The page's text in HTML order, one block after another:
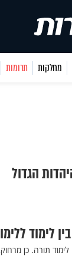
מחלקות תרומות
הגדול
לימוד
תורה. כן